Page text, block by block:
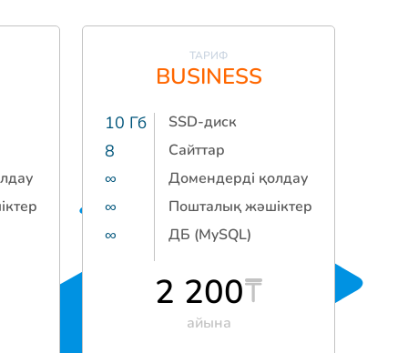
ТАРИФ
BUSINESS
10 Гб
8
∞
∞
∞
SSD-диск
Сайттар
Домендерді қолдау
Пошталық жәшіктер
ДБ (MySQL)
2 200
айына